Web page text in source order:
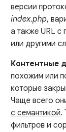
версии
index.php,
а также URL с
или другими
Контентные
похожим или
которые
Чаще всего
с семантикой.
фильтров и